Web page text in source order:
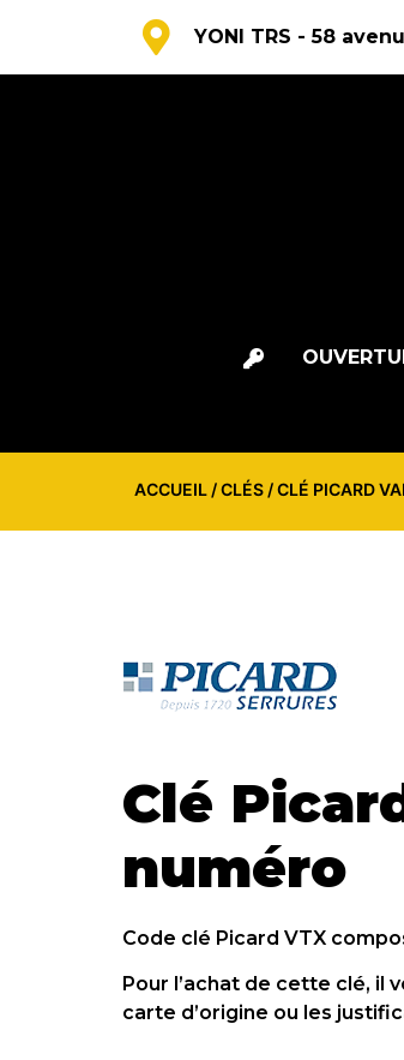
YONI TRS - 58
ACCUEIL /CLÉS /CLÉ PICARD
Clé
numéro
Code clé Picard VTX
Pour l’achat de cette clé, il
carte d’origine ou les